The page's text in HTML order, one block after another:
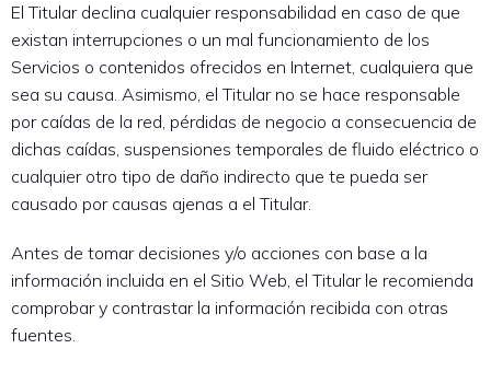
El Titular declina cualquier responsabilidad en caso de que
existan interrupciones o un mal funcionamiento de los
Servicios o contenidos ofrecidos en Internet, cualquiera que
sea su causa. Asimismo, el Titular no se hace responsable
por caídas de la red, pérdidas de negocio a consecuencia de
dichas caídas, suspensiones temporales de fluido eléctrico o
cualquier otro tipo de daño indirecto que te pueda ser
causado por causas ajenas a el Titular.
Antes de tomar decisiones y/o acciones con base a la
información incluida en el Sitio Web, el Titular le recomienda
comprobar y contrastar la información recibida con otras
fuentes.